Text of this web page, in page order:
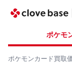
ポケモ
ポケモンカード買取